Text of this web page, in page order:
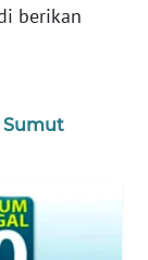
berikan
Sumut